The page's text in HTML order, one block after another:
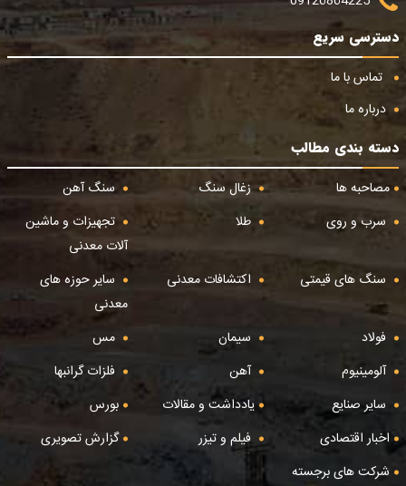
دسترسی سریع
تماس با ما
درباره ما
دسته بندی مطالب
مصاحبه ها
زغال سنگ
سنگ آهن
سرب و روی
طلا
تجهیزات و ماشین
آلات معدنی
سنگ های قیمتی
اکتشافات معدنی
سایر حوزه های
معدنی
فولاد
سیمان
مس
آلومینیوم
آهن
فلزات گرانبها
سایر صنایع
یادداشت و مقالات
بورس
اخبار اقتصادی
فیلم و تیزر
گزارش تصویری
شرکت های برجسته